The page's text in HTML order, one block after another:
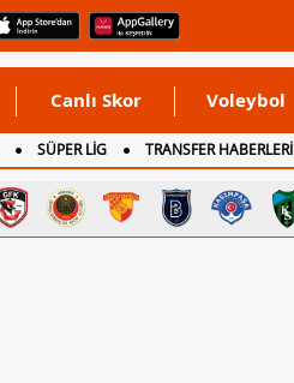
Canlı Skor Voleybol
SÜPER LİG TRANSFER HABERLERİ